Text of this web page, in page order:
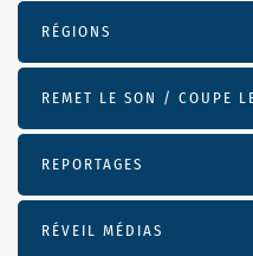
RÉGIONS
REMET LE SON / COUPE
REPORTAGES
RÉVEIL MÉDIAS